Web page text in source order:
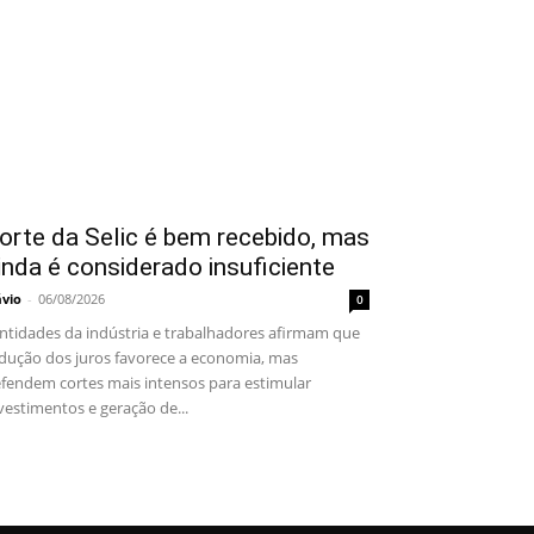
da Selic é bem recebido, mas
é considerado insuficiente
- 06/08/2026 0
da indústria e trabalhadores afirmam que
dos juros favorece a economia, mas
cortes mais intensos para estimular
e geração de...